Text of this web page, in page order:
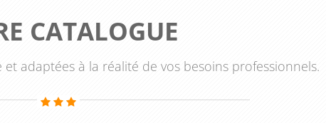
CATALOGUE
adaptées à la réalité de vos besoins professionnels.